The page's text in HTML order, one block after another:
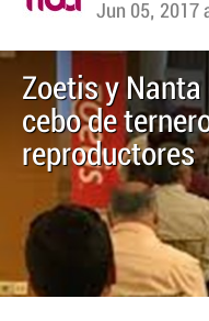
Jun 05, 2017
Zoetis y
cebo de
reproductores